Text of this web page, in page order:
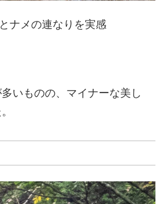
ナメの連なりを実感
いものの、マイナーな美し